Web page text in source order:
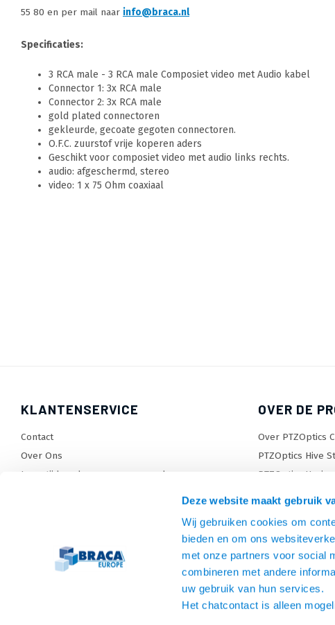
Deze website maakt gebruik
Wij gebruiken cookies om
bieden en om ons
met onze partners voor social
combineren met andere
uw gebruik van hun services.
Het chatcontact is alleen
55 80 en per mail naar info@braca.nl
Specificaties:
3 RCA male - 3 RCA male Composiet video met Audio kabel
Connector 1: 3x RCA male
Connector 2: 3x RCA male
gold plated connectoren
gekleurde, gecoate gegoten connectoren.
O.F.C. zuurstof vrije koperen aders
Geschikt voor composiet video met audio links rechts.
audio: afgeschermd, stereo
video: 1 x 75 Ohm coaxiaal
KLANTENSERVICE
Contact
Over Ons
Levertijden, dagen en voorwaarden
Betaalmethodes en voorwaarden
Privacy policy
OVER DE
Over PTZOptics
PTZOptics Hive
PTZOptics Horizon
Monitorarmen
Tablet en PC
HDMI kabels
Converters &